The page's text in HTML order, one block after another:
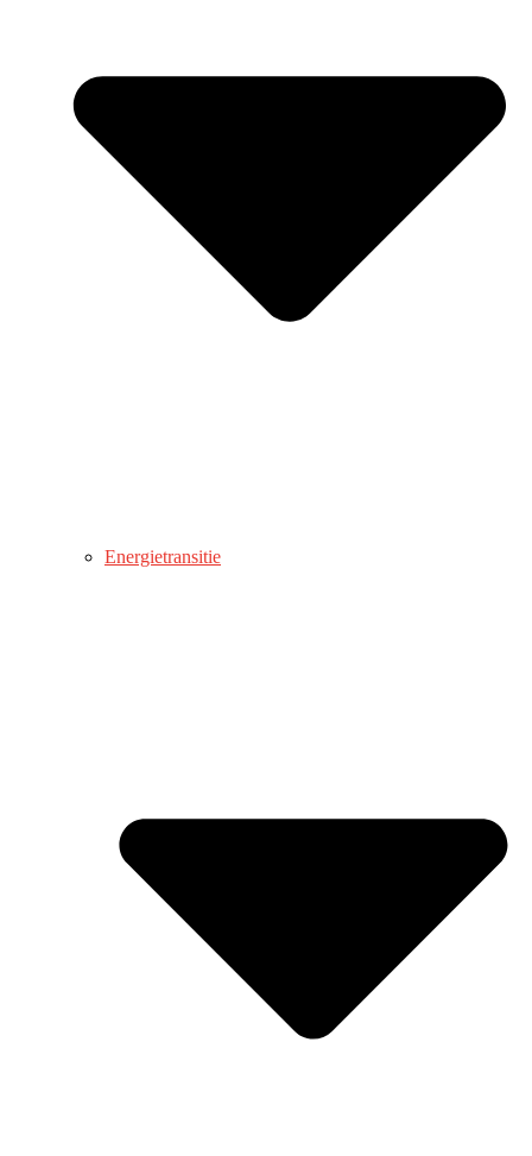
Energietransitie